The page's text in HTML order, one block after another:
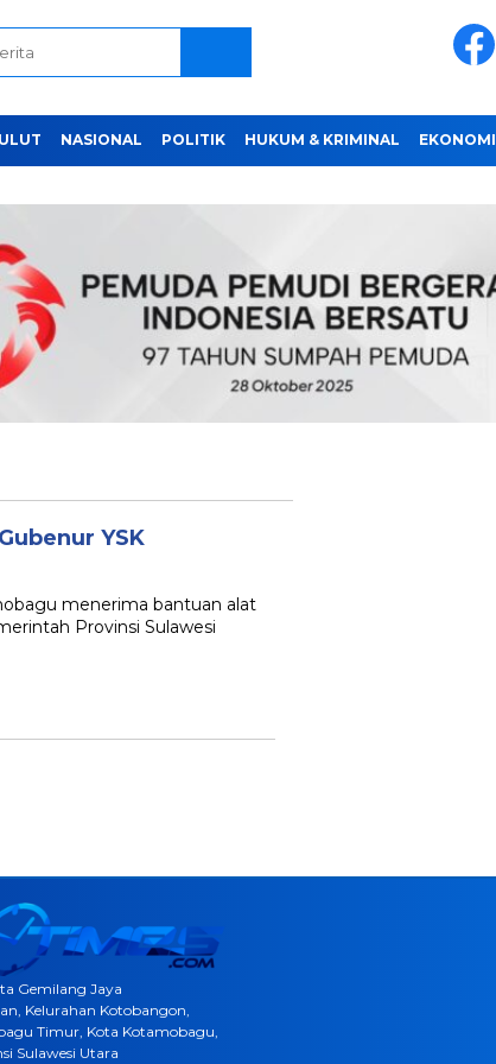
NASIONAL POLITIK HUKUM & KRIMINAL EKONOMI
YSK
menerima bantuan alat
Provinsi Sulawesi
Gemilang Jaya
Kelurahan Kotobangon,
Timur, Kota Kotamobagu,
Sulawesi Utara